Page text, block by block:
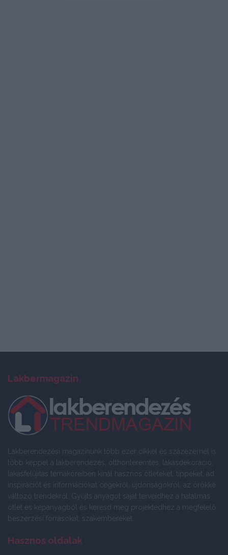
Lakbermagazin
Lakberendezési magazinunk több ezer cikkel és százezernél is
több képpel a lakberendezés, otthonteremtés, lakásdekoráció,
lakásfelújítás témaköreiben kínál hasznos ötleteket, tippeket, ad
inspirációt és információkat cégekről, újdonságokról, az örökké
változó trendekről. Gyűjts anyagot saját terveidhez a hatalmas
ötlet és képanyagból és keresd meg projektedhez a megfelelő
beszerzési forrásokat, szakembereket.
Hasznos oldalak